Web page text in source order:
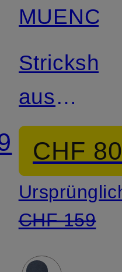
Strickshirt
aus
CHF
CHF 159